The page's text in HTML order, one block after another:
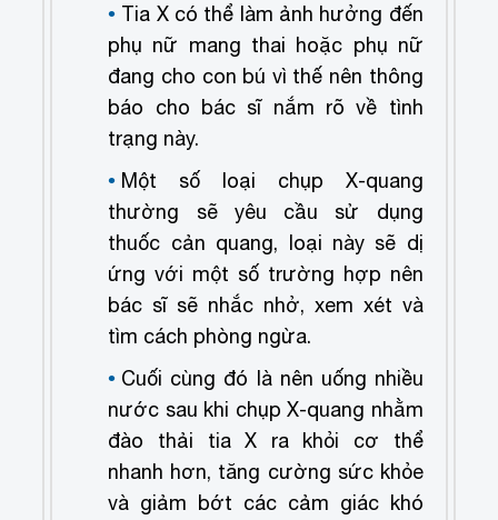
Tia X có thể làm ảnh hưởng đến
phụ nữ mang thai hoặc phụ nữ
đang cho con bú vì thế nên thông
báo cho bác sĩ nắm rõ về tình
trạng này.
Một số loại chụp X-quang
thường sẽ yêu cầu sử dụng
thuốc cản quang, loại này sẽ dị
ứng với một số trường hợp nên
bác sĩ sẽ nhắc nhở, xem xét và
tìm cách phòng ngừa.
Cuối cùng đó là nên uống nhiều
nước sau khi chụp X-quang nhằm
đào thải tia X ra khỏi cơ thể
nhanh hơn, tăng cường sức khỏe
và giảm bớt các cảm giác khó